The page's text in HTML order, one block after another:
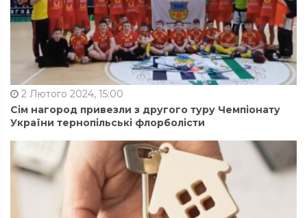
2 Лютого 2024, 15:00
Сім нагород привезли з другого туру Чемпіонату
України тернопільські флорболісти